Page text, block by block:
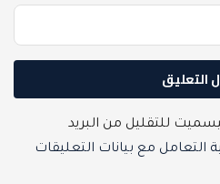
للتقليل من البريد
التعامل مع بيانات التعليقات